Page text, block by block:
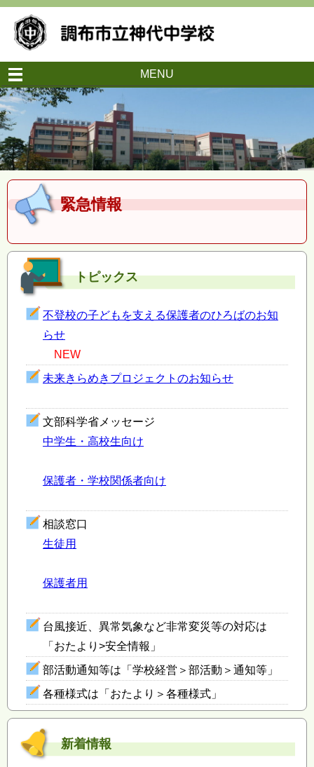
MENU
緊急情報
トピックス
不登校の子どもを支える保護者のひろばのお知
らせ
NEW
未来きらめきプロジェクトのお知らせ
文部科学省メッセージ
中学生・高校生向け
保護者・学校関係者向け
相談窓口
生徒用
保護者用
台風接近、異常気象など非常変災等の対応は
「おたより>安全情報」
部活動通知等は「学校経営＞部活動＞通知等」
各種様式は「おたより＞各種様式」
新着情報